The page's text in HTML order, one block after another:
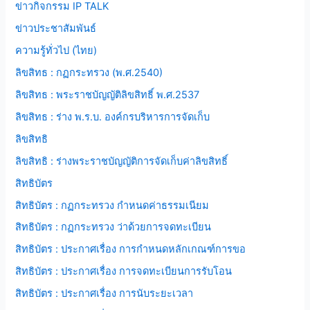
ข่าวกิจกรรม IP TALK
ข่าวประชาสัมพันธ์
ความรู้ทั่วไป (ไทย)
ลิขสิทธ : กฏกระทรวง (พ.ศ.2540)
ลิขสิทธ : พระราชบัญญัติลิขสิทธิ์ พ.ศ.2537
ลิขสิทธ : ร่าง พ.ร.บ. องค์กรบริหารการจัดเก็บ
ลิขสิทธิ
ลิขสิทธิ : ร่างพระราชบัญญัติการจัดเก็บค่าลิขสิทธิ์
สิทธิบัตร
สิทธิบัตร : กฏกระทรวง กำหนดค่าธรรมเนียม
สิทธิบัตร : กฏกระทรวง ว่าด้วยการจดทะเบียน
สิทธิบัตร : ประกาศเรื่อง การกำหนดหลักเกณฑ์การขอ
สิทธิบัตร : ประกาศเรื่อง การจดทะเบียนการรับโอน
สิทธิบัตร : ประกาศเรื่อง การนับระยะเวลา